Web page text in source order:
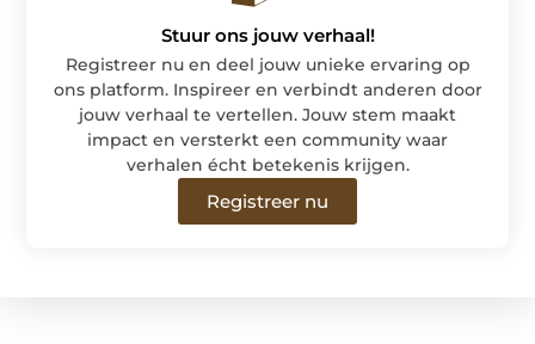
Stuur ons jouw verhaal!
Registreer nu en deel jouw unieke ervaring op
ons platform. Inspireer en verbindt anderen door
jouw verhaal te vertellen. Jouw stem maakt
impact en versterkt een community waar
verhalen écht betekenis krijgen.
Registreer nu